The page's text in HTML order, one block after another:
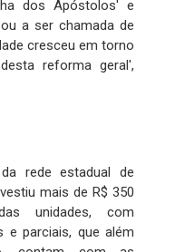
dos Apóstolos' e
a ser chamada de
cresceu em torno
reforma geral',
rede estadual de
mais de R$ 350
unidades, com
e parciais, que além